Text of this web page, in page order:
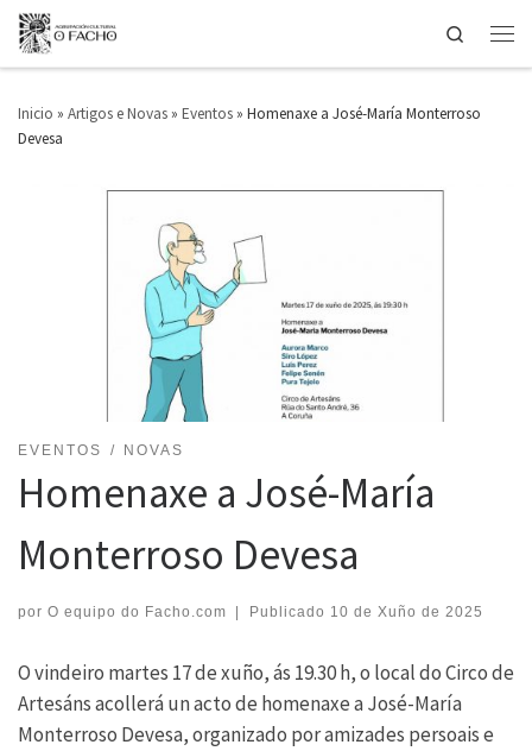
Saltar ao contido
Search
Inicio » Artigos e Novas » Eventos » Homenaxe a José-María Monterroso
Devesa
EVENTOS NOVAS
Homenaxe a José-María
Monterroso Devesa
por O equipo do Facho.com Publicado 10 de Xuño de 2025
O vindeiro martes 17 de xuño, ás 19.30 h, o local do Circo de
Artesáns acollerá un acto de homenaxe a José-María
Monterroso Devesa, organizado por amizades persoais e